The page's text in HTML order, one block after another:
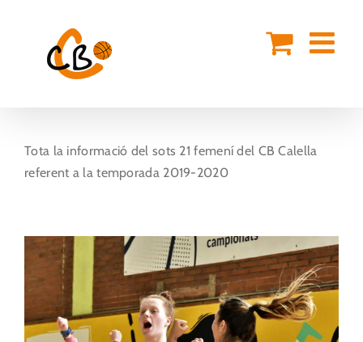
Tota la informació del sots 21 femení del CB Calella
referent a la temporada 2019-2020